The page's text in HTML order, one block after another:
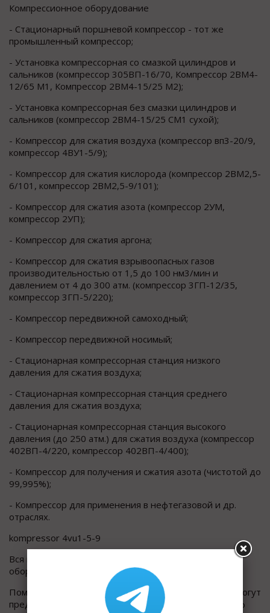
Компрессионное оборудование
- Стационарный поршневой компрессор - тот же
промышленный компрессор;
- Установка компрессорная со смазкой цилиндров и
сальников (компрессор 305ВП-16/70, Компрессор 2ВМ4-
12/65 М1, Компрессор 2ВМ4-15/25 М2);
- Установка компрессорная без смазки цилиндров и
сальников (компрессор 2ВМ4-15/25 СМ1 сухой);
- Компрессор для сжатия воздуха (компрессор вп3-20/9,
компрессор 4ВУ1-5/9);
- Компрессор для сжатия кислорода (компрессор 2ВМ2,5-
6/101, компрессор 2ВМ2,5-9/101);
- Компрессор для сжатия азота (компрессор 2УМ,
компрессор 2УП);
- Компрессор для сжатия аргона;
- Компрессор для сжатия взрывоопасных газов
производительностью от 1,5 до 100 нм3/мин и
давлением от 4 до 300 атм. (компрессор 3ГП-12/35,
компрессор 3ГП-5/220);
- Компрессор передвижной самоходный;
- Компрессор передвижной носимый;
- Стационарная компрессорная станция низкого
давления для сжатия воздуха;
- Стационарная компрессорная станция среднего
давления для сжатия воздуха;
- Стационарная компрессорная станция высокого
давления (до 250 атм.) для сжатия воздуха (компрессор
402ВП-4/220, компрессор 402ВП-4/400);
- Компрессор для получения и сжатия азота (чистотой до
99,995%);
- Компрессор для применения в нефтегазовой и др.
отраслях.
kompressor 4vu1-5-9
Вся выпускаемая продукция (компрессорное
оборудование и запасные части) сертифицирована.
Помимо поставки компрессоров наши специалисты могут
предложить провести пусконаладочные работы, шеф